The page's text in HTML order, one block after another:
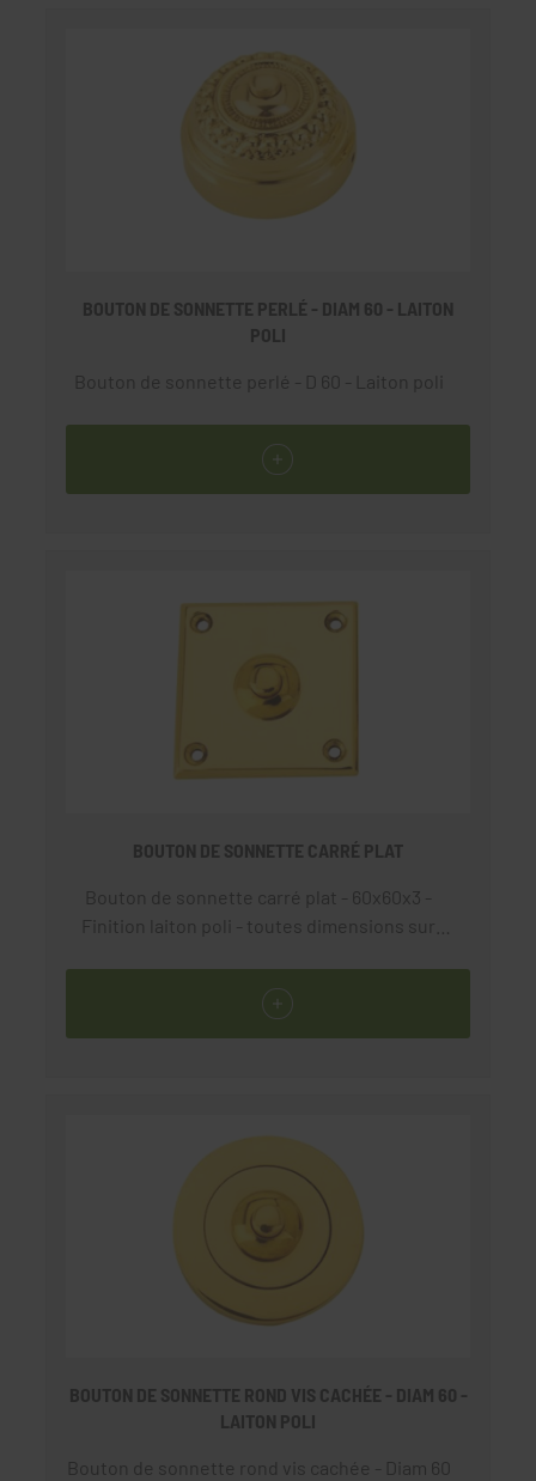
BOUTON DE SONNETTE PERLÉ - DIAM 60 - LAITON
POLI
Bouton de sonnette perlé - D 60 - Laiton poli
BOUTON DE SONNETTE CARRÉ PLAT
Bouton de sonnette carré plat - 60x60x3 -
Finition laiton poli - toutes dimensions sur
BOUTON DE SONNETTE ROND VIS CACHÉE - DIAM 60 -
LAITON POLI
Bouton de sonnette rond vis cachée - Diam 60